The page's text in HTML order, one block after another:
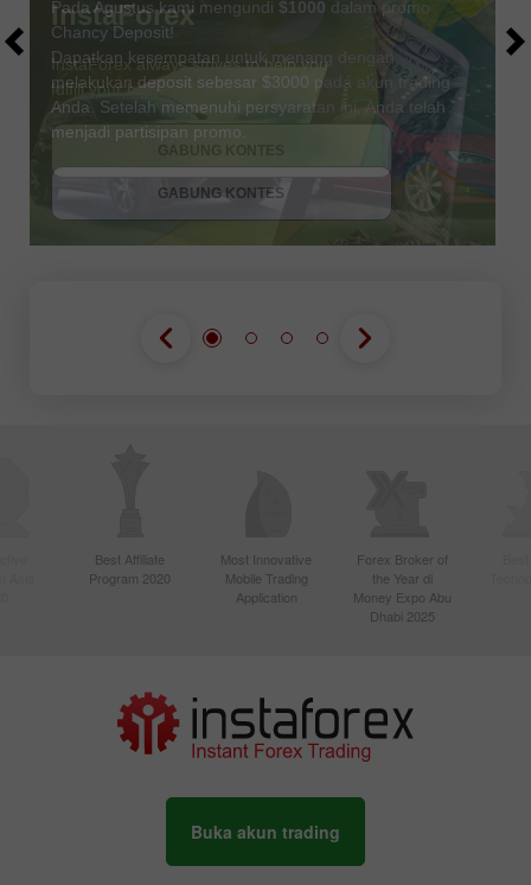
Pada Agustus kami mengundi $1000 dalam promo
Chancy Deposit!
Dapatkan kesempatan untuk menang dengan
melakukan deposit sebesar $3000 pada akun trading
Anda. Setelah memenuhi persyaratan ini, Anda telah
menjadi partisipan promo.
GABUNG KONTES
GABUNG KONTES
DAPATKAN BONUS
Best Affiliate
Program 2020
Most Innovative
Mobile Trading
Application
Forex Broker of
the Year di
Money Expo Abu
Dhabi 2025
Buka akun trading